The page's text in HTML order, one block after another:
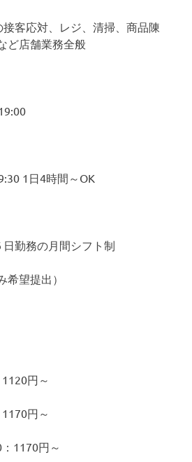
客応対、レジ、清掃、商品陳
ど店舗業務全般
1日4時間～OK
勤務の月間シフト制
希望提出）
円～
円～
1170円～